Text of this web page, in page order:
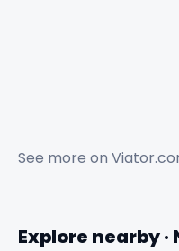
See more on
Explore nearby